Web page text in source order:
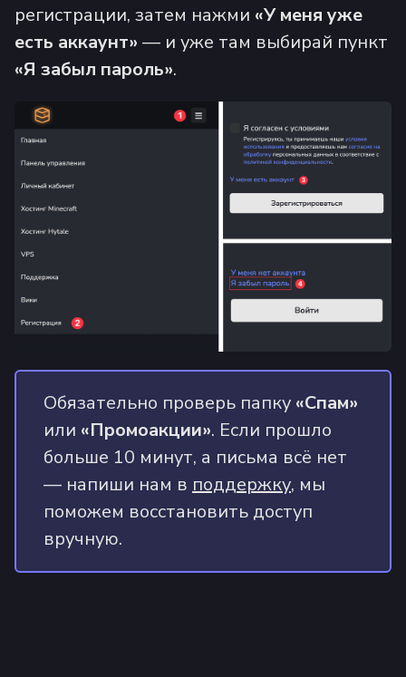
регистрации, затем нажми «У меня уже
есть аккаунт» — и уже там выбирай пункт
«Я забыл пароль».
Обязательно проверь папку «Спам»
или «Промоакции». Если прошло
больше 10 минут, а письма всё нет
— напиши нам в поддержку, мы
поможем восстановить доступ
вручную.